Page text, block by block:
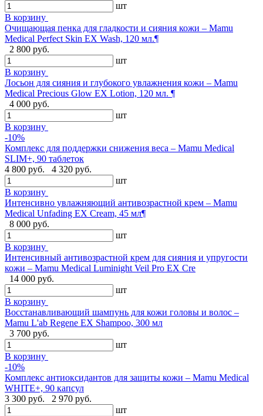
шт
В корзину
Очищающая пенка для гладкости и сияния кожи – Mamu
Medical Perfect Skin EX Wash, 120 мл.¶
2 800 руб.
шт
В корзину
Лосьон для сияния и глубокого увлажнения кожи – Mamu
Medical Precious Glow EX Lotion, 120 мл. ¶
4 000 руб.
шт
В корзину
-10%
Комплекс для поддержки снижения веса – Mamu Medical
SLIM+, 90 таблеток
4 800 руб.
4 320 руб.
шт
В корзину
Интенсивно увлажняющий антивозрастной крем – Mamu
Medical Unfading EX Cream, 45 мл¶
8 000 руб.
шт
В корзину
Интенсивный антивозрастной крем для сияния и упругости
кожи – Mamu Medical Luminight Veil Pro EX Cre
14 000 руб.
шт
В корзину
Восстанавливающий шампунь для кожи головы и волос –
Mamu L'ab Regene EX Shampoo, 300 мл
3 700 руб.
шт
В корзину
-10%
Комплекс антиоксидантов для защиты кожи – Mamu Medical
WHITE+, 90 капсул
3 300 руб.
2 970 руб.
шт